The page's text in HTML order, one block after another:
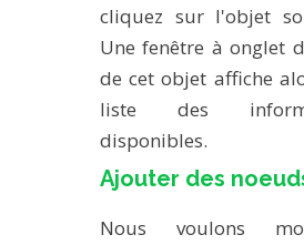
cliquez sur l'objet
Une fenêtre à onglet
de cet objet affiche
liste des
disponibles.
Ajouter des
Nous voulons